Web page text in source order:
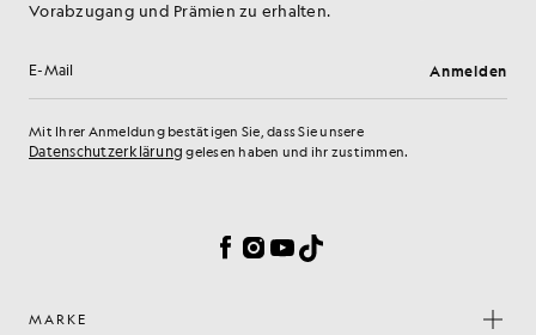
Vorabzugang und Prämien zu erhalten.
E-Mail-Adresse Anmelden
Mit Ihrer Anmeldung bestätigen Sie, dass Sie unsere
Datenschutzerklärung gelesen haben und ihr zustimmen.
Facebook
Instagram
YouTube
TikTok
MARKE